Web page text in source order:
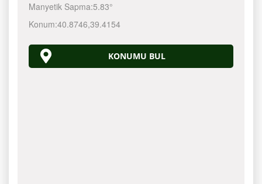
Manyetik Sapma:5.83°
Konum:40.8746,39.4154
KONUMU BUL